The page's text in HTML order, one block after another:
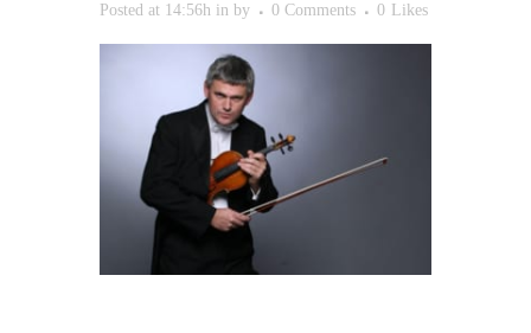
Posted at 14:56h in by 0 Comments 0 Likes